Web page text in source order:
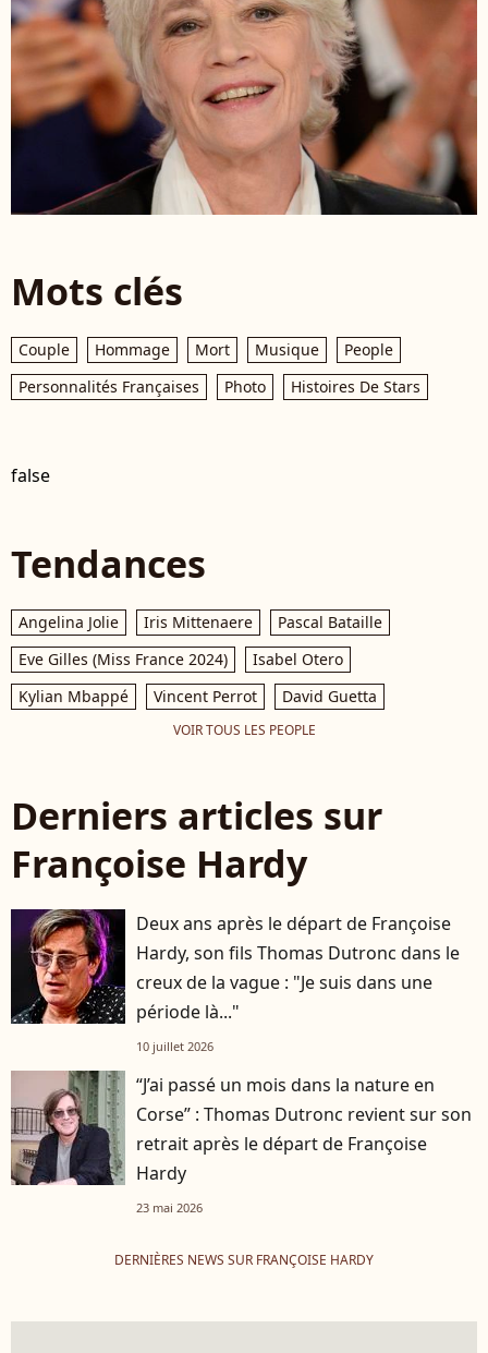
Mots clés
Couple Hommage Mort Musique
People
Personnalités Françaises
Photo Histoires De Stars
false
Tendances
Angelina Jolie Iris Mittenaere
Pascal Bataille
Eve Gilles (Miss France 2024)
Isabel Otero
Kylian Mbappé
Vincent Perrot David Guetta
VOIR TOUS LES PEOPLE
Derniers articles sur
Françoise Hardy
Deux ans après le départ de Françoise
Hardy, son fils Thomas Dutronc dans le
creux de la vague : "Je suis dans une
période là..."
10 juillet 2026
“J’ai passé un mois dans la nature en
Corse” : Thomas Dutronc revient sur son
retrait après le départ de Françoise
Hardy
23 mai 2026
DERNIÈRES NEWS SUR FRANÇOISE HARDY